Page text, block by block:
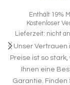
Enthält 19%
Kostenloser
Lieferzeit: nicht
Unser Vertrauen
Preise ist so
Ihnen eine
Garantie. Finden